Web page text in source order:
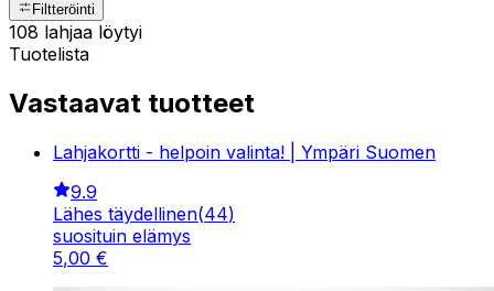
Filtteröinti
108 lahjaa löytyi
Tuotelista
Vastaavat tuotteet
Lahjakortti - helpoin valinta! | Ympäri Suomen
9.9
Lähes täydellinen(44)
suosituin elämys
5,00 €